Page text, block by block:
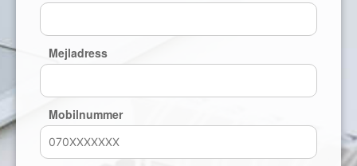
Mejladress
Mobilnummer